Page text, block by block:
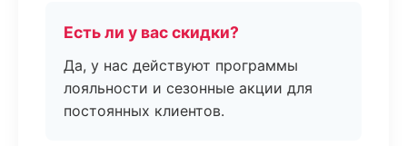
Есть ли у вас скидки?
Да, у нас действуют программы
лояльности и сезонные акции для
постоянных клиентов.